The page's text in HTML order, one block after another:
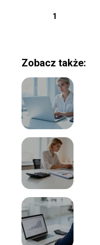
1
Zobacz także: